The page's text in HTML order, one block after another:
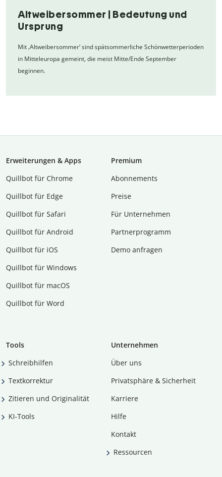
Altweibersommer | Bedeutung und
Ursprung
Mit ‚Altweibersommer‘ sind spätsommerliche Schönwetterperioden
in Mitteleuropa gemeint, die meist Mitte/Ende September
beginnen.
Erweiterungen & Apps
Quillbot für Chrome
Quillbot für Edge
Quillbot für Safari
Quillbot für Android
Quillbot für iOS
Quillbot für Windows
Quillbot für macOS
Quillbot für Word
Premium
Abon­ne­ments
Preise
Für Unternehmen
Partnerprogramm
Demo anfragen
Tools
Schreibhilfen
Textkorrektur
Zitieren und Originalität
KI-Tools
Unternehmen
Über uns
Privatsphäre & Sicherheit
Karriere
Hilfe
Kontakt
Ressourcen